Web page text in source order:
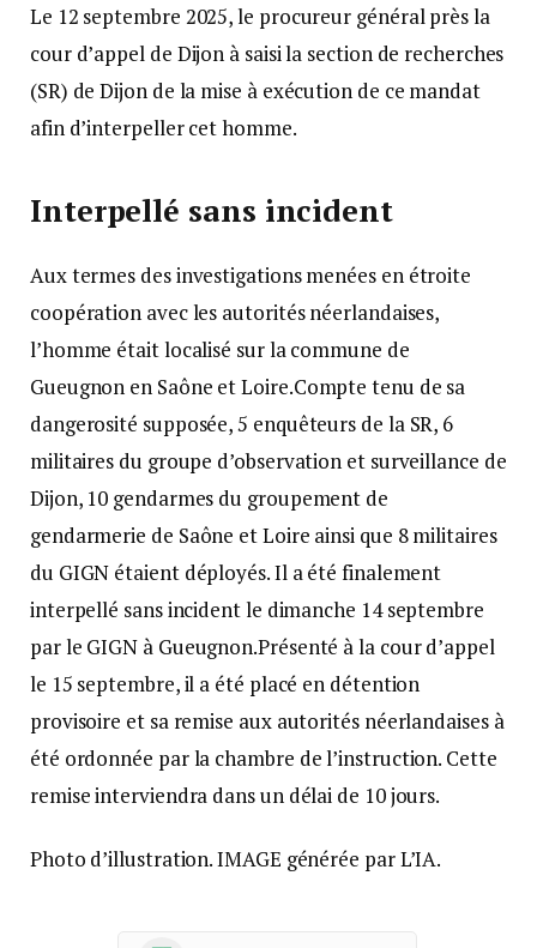
Le 12 septembre 2025, le procureur général près la
cour d’appel de Dijon à saisi la section de recherches
(SR) de Dijon de la mise à exécution de ce mandat
afin d’interpeller cet homme.
Interpellé sans incident
Aux termes des investigations menées en étroite
coopération avec les autorités néerlandaises,
l’homme était localisé sur la commune de
Gueugnon en Saône et Loire.Compte tenu de sa
dangerosité supposée, 5 enquêteurs de la SR, 6
militaires du groupe d’observation et surveillance de
Dijon, 10 gendarmes du groupement de
gendarmerie de Saône et Loire ainsi que 8 militaires
du GIGN étaient déployés. Il a été finalement
interpellé sans incident le dimanche 14 septembre
par le GIGN à Gueugnon.Présenté à la cour d’appel
le 15 septembre, il a été placé en détention
provisoire et sa remise aux autorités néerlandaises à
été ordonnée par la chambre de l’instruction. Cette
remise interviendra dans un délai de 10 jours.
Photo d’illustration. IMAGE générée par L’IA.